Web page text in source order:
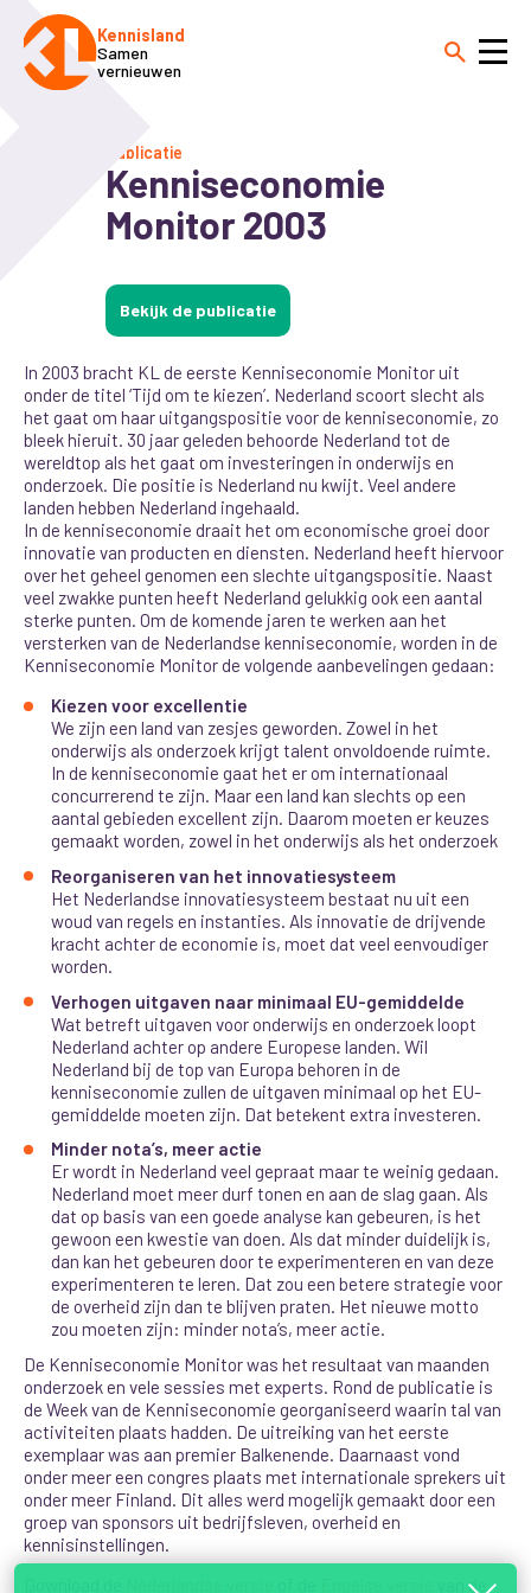
Kennisland
Samen
vernieuwen
Publicatie
Kenniseconomie
Monitor 2003
Bekijk de publicatie
In 2003 bracht KL de eerste Kenniseconomie Monitor uit
onder de titel ‘Tijd om te kiezen’. Nederland scoort slecht als
het gaat om haar uitgangspositie voor de kenniseconomie, zo
bleek hieruit. 30 jaar geleden behoorde Nederland tot de
wereldtop als het gaat om investeringen in onderwijs en
onderzoek. Die positie is Nederland nu kwijt. Veel andere
landen hebben Nederland ingehaald.
In de kenniseconomie draait het om economische groei door
innovatie van producten en diensten. Nederland heeft hiervoor
over het geheel genomen een slechte uitgangspositie. Naast
veel zwakke punten heeft Nederland gelukkig ook een aantal
sterke punten. Om de komende jaren te werken aan het
versterken van de Nederlandse kenniseconomie, worden in de
Kenniseconomie Monitor de volgende aanbevelingen gedaan:
Kiezen voor excellentie
We zijn een land van zesjes geworden. Zowel in het
onderwijs als onderzoek krijgt talent onvoldoende ruimte.
In de kenniseconomie gaat het er om internationaal
concurrerend te zijn. Maar een land kan slechts op een
aantal gebieden excellent zijn. Daarom moeten er keuzes
gemaakt worden, zowel in het onderwijs als het onderzoek
Reorganiseren van het innovatiesysteem
Het Nederlandse innovatiesysteem bestaat nu uit een
woud van regels en instanties. Als innovatie de drijvende
kracht achter de economie is, moet dat veel eenvoudiger
worden.
Verhogen uitgaven naar minimaal EU-gemiddelde
Wat betreft uitgaven voor onderwijs en onderzoek loopt
Nederland achter op andere Europese landen. Wil
Nederland bij de top van Europa behoren in de
kenniseconomie zullen de uitgaven minimaal op het EU-
gemiddelde moeten zijn. Dat betekent extra investeren.
Minder nota’s, meer actie
Er wordt in Nederland veel gepraat maar te weinig gedaan.
Nederland moet meer durf tonen en aan de slag gaan. Als
dat op basis van een goede analyse kan gebeuren, is het
gewoon een kwestie van doen. Als dat minder duidelijk is,
dan kan het gebeuren door te experimenteren en van deze
experimenteren te leren. Dat zou een betere strategie voor
de overheid zijn dan te blijven praten. Het nieuwe motto
zou moeten zijn: minder nota’s, meer actie.
De Kenniseconomie Monitor was het resultaat van maanden
onderzoek en vele sessies met experts. Rond de publicatie is
de Week van de Kenniseconomie georganiseerd waarin tal van
activiteiten plaats hadden. De uitreiking van het eerste
exemplaar was aan premier Balkenende. Daarnaast vond
onder meer een congres plaats met internationale sprekers uit
onder meer Finland. Dit alles werd mogelijk gemaakt door een
groep van sponsors uit bedrijfsleven, overheid en
kennisinstellingen.
van de